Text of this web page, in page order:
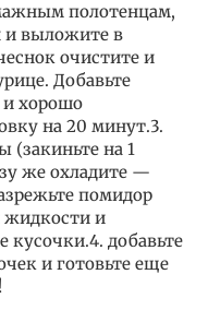
полотенцам,
и выложите в
очистите и
Добавьте
и хорошо
на 20 минут.3.
(закиньте на 1
же охладите —
помидор
и
кусочки.4. добавьте
и готовьте еще